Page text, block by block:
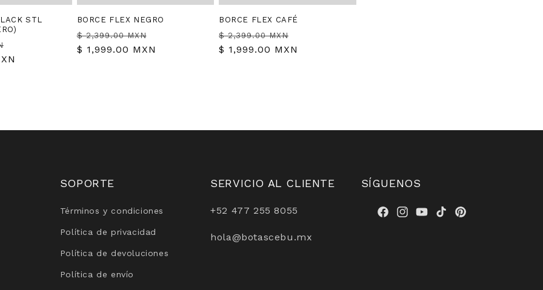
STL
de
BORCE FLEX NEGRO
Precio
habitual
$ 2,399.00 MXN
de
$ 1,999.00 MXN
BORCE FLEX CAFÉ
Precio
habitual
$ 2,399.00 MXN
de
$ 1,999.00 MXN
SOPORTE
Términos y condiciones
Política de privacidad
Política de devoluciones
Política de envío
SERVICIO AL CLIENTE
+52 477 255 8055
hola@botascebu.mx
SÍGUENOS
Facebook
Instagram
YouTubeTikTokPinterest